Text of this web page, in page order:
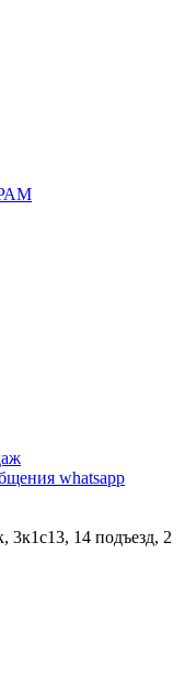
whatsapp
3к1с13, 14 подъезд, 2